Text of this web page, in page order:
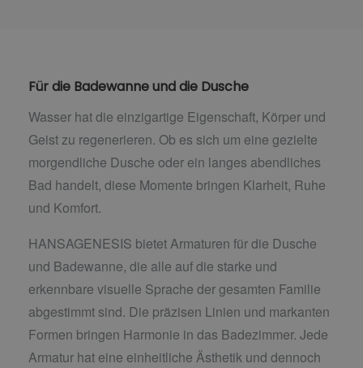
Für die Badewanne und die Dusche
Wasser hat die einzigartige Eigenschaft, Körper und
Geist zu regenerieren. Ob es sich um eine gezielte
morgendliche Dusche oder ein langes abendliches
Bad handelt, diese Momente bringen Klarheit, Ruhe
und Komfort.
HANSAGENESIS bietet Armaturen für die Dusche
und Badewanne, die alle auf die starke und
erkennbare visuelle Sprache der gesamten Familie
abgestimmt sind. Die präzisen Linien und markanten
Formen bringen Harmonie in das Badezimmer. Jede
Armatur hat eine einheitliche Ästhetik und dennoch